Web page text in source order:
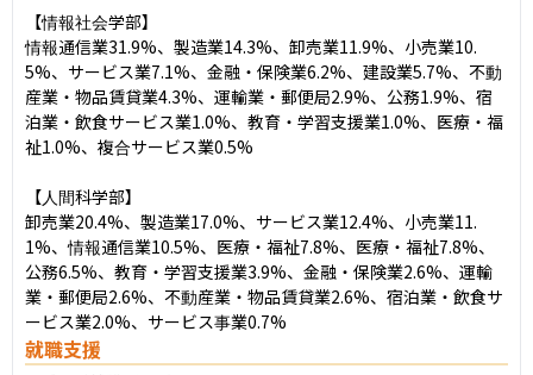
【情報社会学部】
情報通信業31.9%、製造業14.3%、卸売業11.9%、小売業10.
5%、サービス業7.1%、金融・保険業6.2%、建設業5.7%、不動
産業・物品賃貸業4.3%、運輸業・郵便局2.9%、公務1.9%、宿
泊業・飲食サービス業1.0%、教育・学習支援業1.0%、医療・福
祉1.0%、複合サービス業0.5%
【人間科学部】
卸売業20.4%、製造業17.0%、サービス業12.4%、小売業11.
1%、情報通信業10.5%、医療・福祉7.8%、医療・福祉7.8%、
公務6.5%、教育・学習支援業3.9%、金融・保険業2.6%、運輸
業・郵便局2.6%、不動産業・物品賃貸業2.6%、宿泊業・飲食サ
ービス業2.0%、サービス事業0.7%
就職支援